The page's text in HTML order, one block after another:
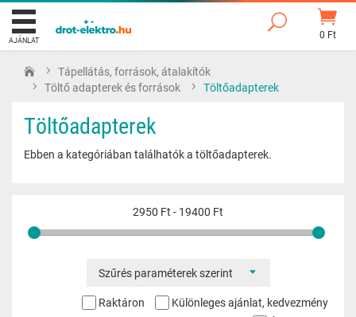
0 Ft
AJÁNLAT
Tápellátás, források, átalakítók
Töltő adapterek és források
Töltőadapterek
Töltőadapterek
Ebben a kategóriában találhatók a töltőadapterek.
2950 Ft - 19400 Ft
Szűrés paraméterek szerint
Raktáron
Különleges ajánlat, kedvezmény